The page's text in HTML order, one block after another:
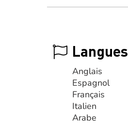
Langues
Anglais
Espagnol
Français
Italien
Arabe